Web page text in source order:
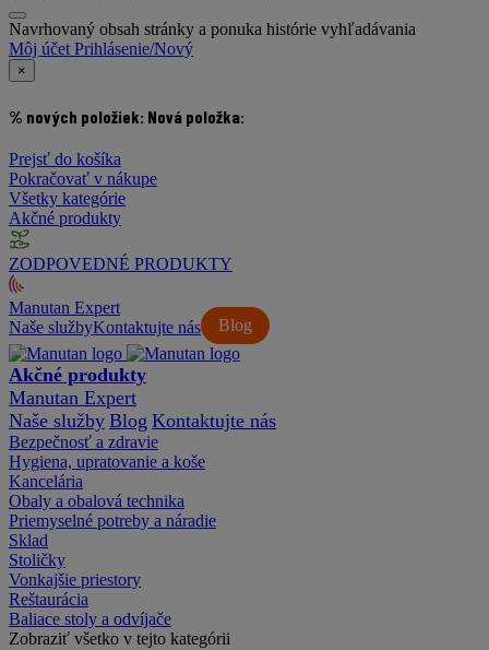
Navrhovaný obsah stránky a ponuka histórie vyhľadávania
Môj účet Prihlásenie/Nový
×
% nových položiek: Nová položka:
Prejsť do košíka
Pokračovať v nákupe
Všetky kategórie
Akčné produkty
ZODPOVEDNÉ PRODUKTY
Manutan Expert
Naše služby
Blog
Kontaktujte nás
Akčné produkty
Manutan Expert
Naše služby Blog Kontaktujte nás
Bezpečnosť a zdravie
Hygiena, upratovanie a koše
Kancelária
Obaly a obalová technika
Priemyselné potreby a náradie
Sklad
Stoličky
Vonkajšie priestory
Reštaurácia
Baliace stoly a odvíjače
Zobraziť všetko v tejto kategórii